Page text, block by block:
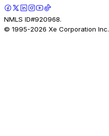
NMLS ID#920968.
© 1995-2026 Xe Corporation Inc.